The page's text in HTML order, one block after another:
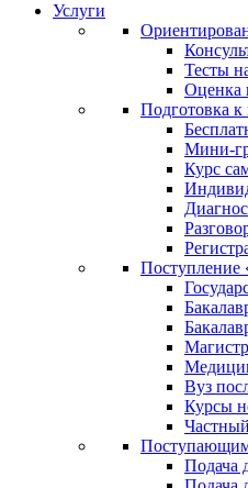
Услуги
Тесты
Оценка
Подготовка
Мини-
Курс
Поступление
Вуз
Курсы
Поступающим
Подача